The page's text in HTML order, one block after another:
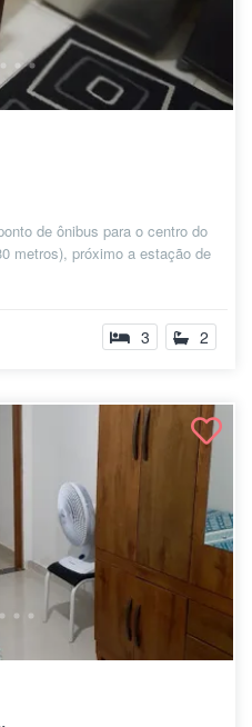
de ônibus para o centro do
metros), próximo a estação de
3 2